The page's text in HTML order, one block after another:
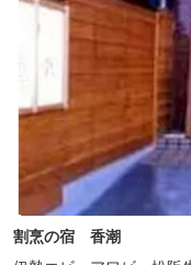
割烹の宿 香潮